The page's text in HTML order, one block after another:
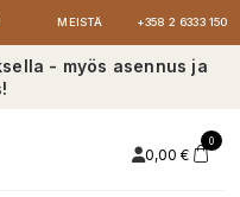
MEISTÄ +358 2 6333 150
- myös asennus ja
0,00 €
0